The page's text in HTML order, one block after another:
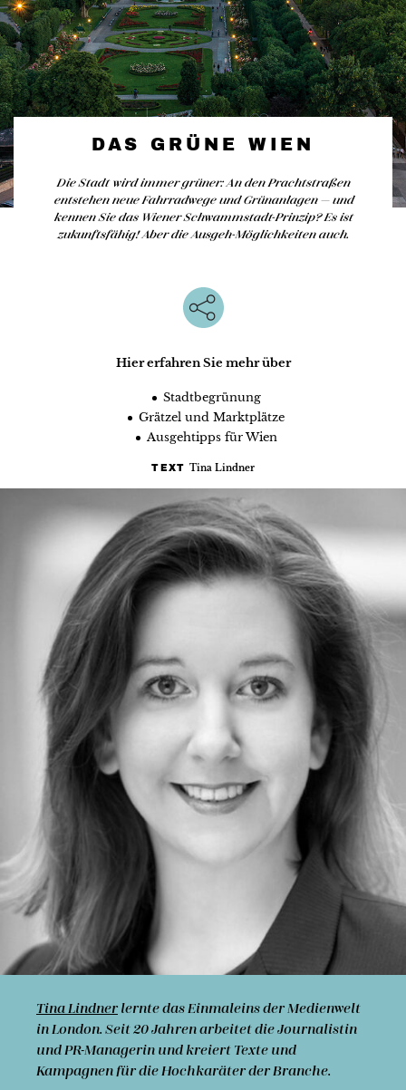
DAS GRÜNE WIEN
Die Stadt wird immer grüner: An den Prachtstraßen
entstehen neue Fahrradwege und Grünanlagen — und
kennen Sie das Wiener Schwammstadt-Prinzip? Es ist
zukunftsfähig! Aber die Ausgeh-Möglichkeiten auch.
Hier erfahren Sie mehr über
Stadtbegrünung
Grätzel und Marktplätze
Ausgehtipps für Wien
TEXT Tina Lindner
Tina Lindner lernte das Einmaleins der Medienwelt
in London. Seit 20 Jahren arbeitet die Journalistin
und PR-Managerin und kreiert Texte und
Kampagnen für die Hochkaräter der Branche.